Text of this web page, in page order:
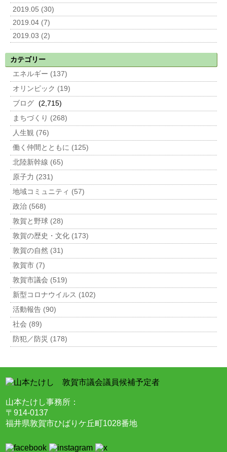
2019.05 (30)
2019.04 (7)
2019.03 (2)
カテゴリー
エネルギー (137)
オリンピック (19)
ブログ (2,715)
まちづくり (268)
人生観 (76)
働く仲間とともに (125)
北陸新幹線 (65)
原子力 (231)
地域コミュニティ (57)
政治 (568)
敦賀と野球 (28)
敦賀の歴史・文化 (173)
敦賀の自然 (31)
敦賀市 (7)
敦賀市議会 (519)
新型コロナウイルス (102)
活動報告 (90)
社会 (89)
防犯／防災 (178)
山本たけし事務所：
〒914-0137
福井県敦賀市ひばりケ丘町1028番地